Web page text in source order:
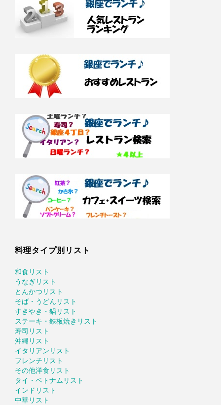
料理タイプ別リスト
和食リスト
うなぎリスト
とんかつリスト
そば・うどんリスト
すきやき・鍋リスト
ステーキ・鉄板焼きリスト
寿司リスト
沖縄リスト
イタリアンリスト
フレンチリスト
その他洋食リスト
タイ・ベトナムリスト
インドリスト
中華リスト